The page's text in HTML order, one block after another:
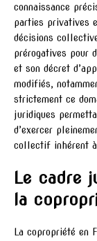
connaissance
parties privatives
décisions
prérogatives pour
et son décret
modifiés,
strictement ce
juridiques
d’exercer
collectif inhérent
Le cadre
la
La copropriété en